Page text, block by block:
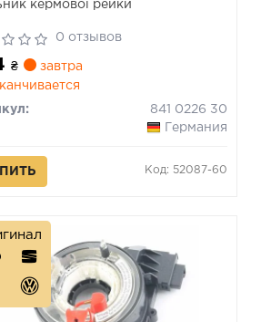
кермової рейки
0 отзывов
₴
завтра
841 0226 30
Германия
Код: 52087-60